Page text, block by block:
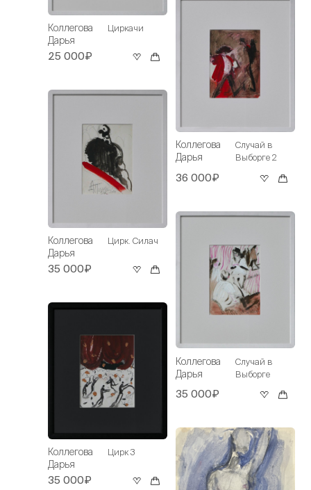
Коллегова
Дарья
Циркачи
25 000₽
Коллегова
Дарья
Цирк. Силач
35 000₽
Коллегова
Дарья
Цирк 3
35 000₽
Коллегова
Дарья
Случай в
Выборге 2
36 000₽
Коллегова
Дарья
Случай в
Выборге
35 000₽